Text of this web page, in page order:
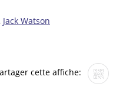
Jack Watson
cette affiche: